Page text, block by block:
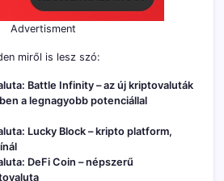
Advertisment
miről is lesz szó:
Battle Infinity – az új kriptovaluták
a legnagyobb potenciállal
Lucky Block – kripto platform,
DeFi Coin – népszerű